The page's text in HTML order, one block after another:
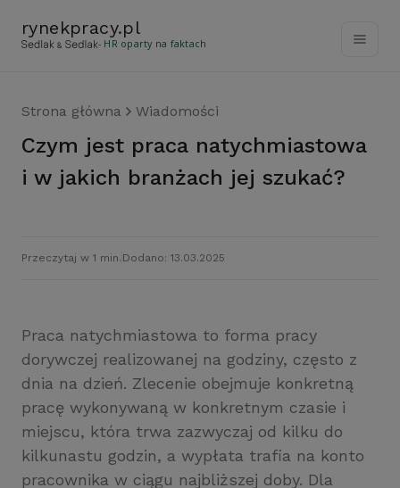
rynekpracy.pl
- HR oparty na faktach
Strona główna Wiadomości
Czym jest praca natychmiastowa
i w jakich branżach jej szukać?
Przeczytaj w 1 min. Dodano: 13.03.2025
Praca natychmiastowa to forma pracy
dorywczej realizowanej na godziny, często z
dnia na dzień. Zlecenie obejmuje konkretną
pracę wykonywaną w konkretnym czasie i
miejscu, która trwa zazwyczaj od kilku do
kilkunastu godzin, a wypłata trafia na konto
pracownika w ciągu najbliższej doby. Dla